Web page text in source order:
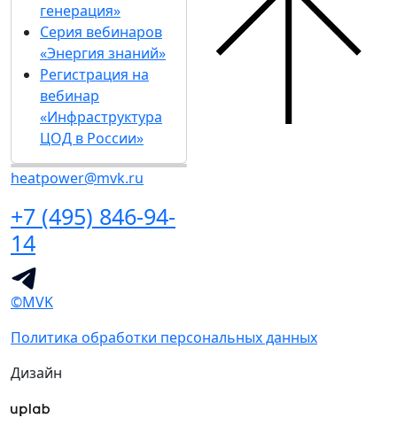
генерация»
Серия вебинаров
«Энергия знаний»
Регистрация на
вебинар
«Инфраструктура
ЦОД в России»
heatpower@mvk.ru
+7 (495) 846-94-
14
©MVK
Политика обработки персональных данных
Дизайн